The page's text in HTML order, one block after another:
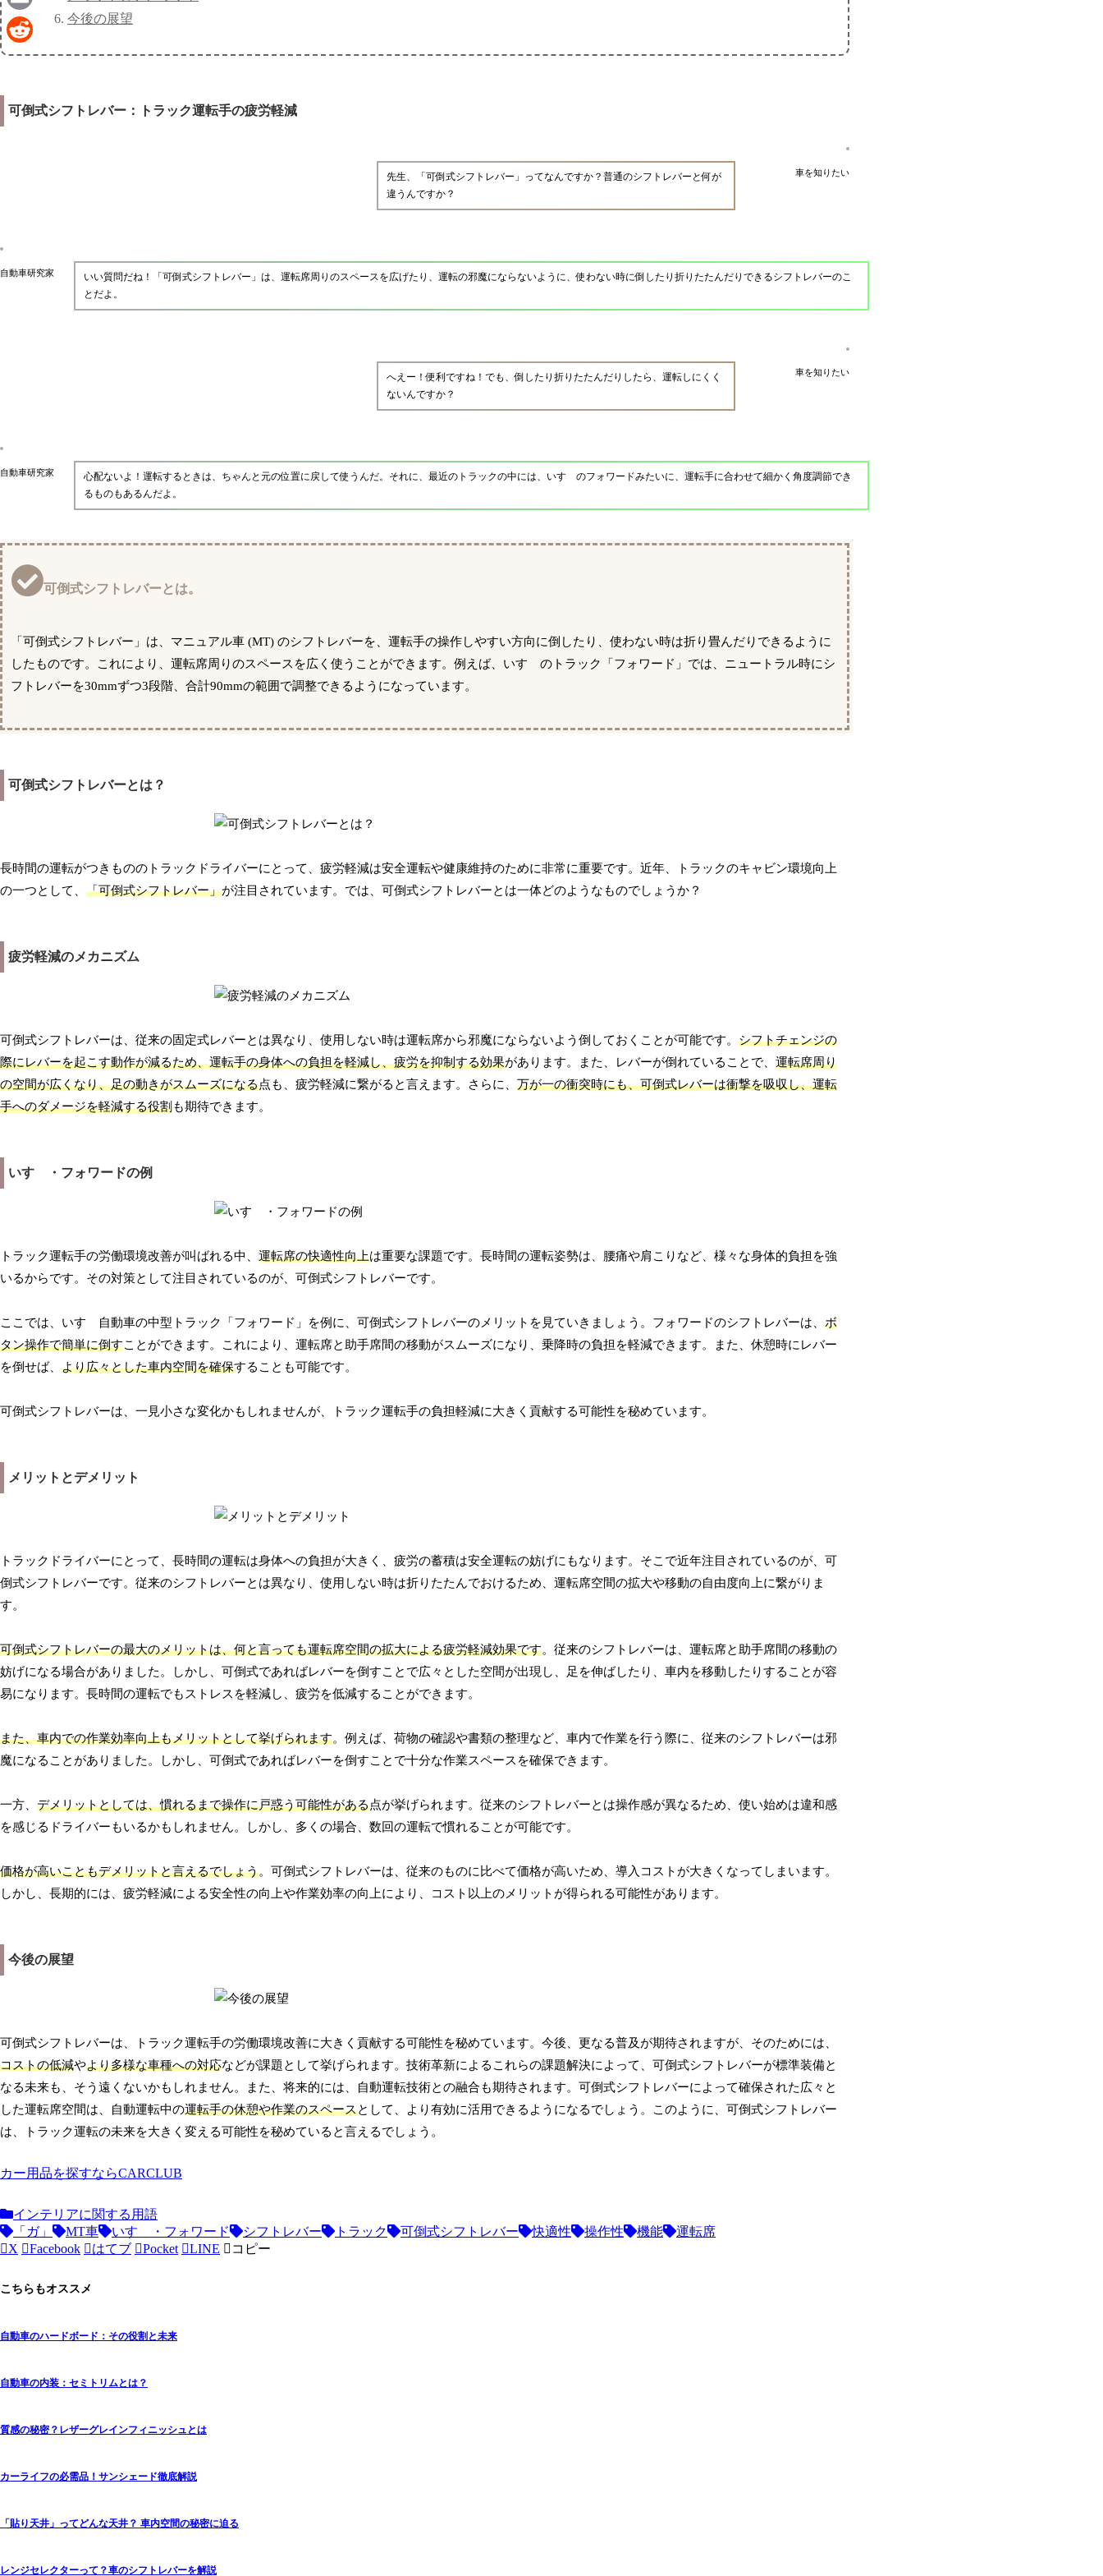
今後の展望
可倒式シフトレバー：トラック運転手の疲労軽減
車を知りたい
先生、「可倒式シフトレバー」ってなんですか？普通のシフトレバーと何が
違うんですか？
自動車研究家
いい質問だね！「可倒式シフトレバー」は、運転席周りのスペースを広げたり、運転の邪魔にならないように、使わない時に倒したり折りたたんだりできるシフトレバーのこ
とだよ。
車を知りたい
へえー！便利ですね！でも、倒したり折りたたんだりしたら、運転しにくく
ないんですか？
自動車研究家
心配ないよ！運転するときは、ちゃんと元の位置に戻して使うんだ。それに、最近のトラックの中には、いすゞのフォワードみたいに、運転手に合わせて細かく角度調節でき
るものもあるんだよ。
可倒式シフトレバーとは。
「可倒式シフトレバー」は、マニュアル車 (MT) のシフトレバーを、運転手の操作しやすい方向に倒したり、使わない時は折り畳んだりできるように
したものです。これにより、運転席周りのスペースを広く使うことができます。例えば、いすゞのトラック「フォワード」では、ニュートラル時にシ
フトレバーを30mmずつ3段階、合計90mmの範囲で調整できるようになっています。
可倒式シフトレバーとは？
長時間の運転がつきもののトラックドライバーにとって、疲労軽減は安全運転や健康維持のために非常に重要です。近年、トラックのキャビン環境向上
の一つとして、 「可倒式シフトレバー」が注目されています。では、可倒式シフトレバーとは一体どのようなものでしょうか？
疲労軽減のメカニズム
可倒式シフトレバーは、従来の固定式レバーとは異なり、使用しない時は運転席から邪魔にならないよう倒しておくことが可能です。 シフトチェンジの
際にレバーを起こす動作が減るため、運転手の身体への負担を軽減し、疲労を抑制する効果があります。また、レバーが倒れていることで、 運転席周り
の空間が広くなり、足の動きがスムーズになる点も、疲労軽減に繋がると言えます。さらに、 万が一の衝突時にも、可倒式レバーは衝撃を吸収し、運転
手へのダメージを軽減する役割も期待できます。
いすゞ・フォワードの例
トラック運転手の労働環境改善が叫ばれる中、 運転席の快適性向上は重要な課題です。長時間の運転姿勢は、腰痛や肩こりなど、様々な身体的負担を強
いるからです。その対策として注目されているのが、可倒式シフトレバーです。
ここでは、いすゞ自動車の中型トラック「フォワード」を例に、可倒式シフトレバーのメリットを見ていきましょう。フォワードのシフトレバーは、 ボ
タン操作で簡単に倒すことができます。これにより、運転席と助手席間の移動がスムーズになり、乗降時の負担を軽減できます。また、休憩時にレバー
を倒せば、 より広々とした車内空間を確保することも可能です。
可倒式シフトレバーは、一見小さな変化かもしれませんが、トラック運転手の負担軽減に大きく貢献する可能性を秘めています。
メリットとデメリット
トラックドライバーにとって、長時間の運転は身体への負担が大きく、疲労の蓄積は安全運転の妨げにもなります。そこで近年注目されているのが、可
倒式シフトレバーです。従来のシフトレバーとは異なり、使用しない時は折りたたんでおけるため、運転席空間の拡大や移動の自由度向上に繋がりま
す。
可倒式シフトレバーの最大のメリットは、何と言っても運転席空間の拡大による疲労軽減効果です。従来のシフトレバーは、運転席と助手席間の移動の
妨げになる場合がありました。しかし、可倒式であればレバーを倒すことで広々とした空間が出現し、足を伸ばしたり、車内を移動したりすることが容
易になります。長時間の運転でもストレスを軽減し、疲労を低減することができます。
また、車内での作業効率向上もメリットとして挙げられます。例えば、荷物の確認や書類の整理など、車内で作業を行う際に、従来のシフトレバーは邪
魔になることがありました。しかし、可倒式であればレバーを倒すことで十分な作業スペースを確保できます。
一方、 デメリットとしては、慣れるまで操作に戸惑う可能性がある点が挙げられます。従来のシフトレバーとは操作感が異なるため、使い始めは違和感
を感じるドライバーもいるかもしれません。しかし、多くの場合、数回の運転で慣れることが可能です。
価格が高いこともデメリットと言えるでしょう。可倒式シフトレバーは、従来のものに比べて価格が高いため、導入コストが大きくなってしまいます。
しかし、長期的には、疲労軽減による安全性の向上や作業効率の向上により、コスト以上のメリットが得られる可能性があります。
今後の展望
可倒式シフトレバーは、トラック運転手の労働環境改善に大きく貢献する可能性を秘めています。今後、更なる普及が期待されますが、そのためには、
コストの低減やより多様な車種への対応などが課題として挙げられます。技術革新によるこれらの課題解決によって、可倒式シフトレバーが標準装備と
なる未来も、そう遠くないかもしれません。また、将来的には、自動運転技術との融合も期待されます。可倒式シフトレバーによって確保された広々と
した運転席空間は、自動運転中の運転手の休憩や作業のスペースとして、より有効に活用できるようになるでしょう。このように、可倒式シフトレバー
は、トラック運転の未来を大きく変える可能性を秘めていると言えるでしょう。
カー用品を探すならCARCLUB
インテリアに関する用語
「ガ」
MT車 いすゞ・フォワード シフトレバー トラック 可倒式シフトレバー 快適性 操作性 機能
運転席
X
Facebook はてブ Pocket LINE コピー
こちらもオススメ
自動車のハードボード：その役割と未来
自動車の内装：セミトリムとは？
質感の秘密？レザーグレインフィニッシュとは
カーライフの必需品！サンシェード徹底解説
「貼り天井」ってどんな天井？ 車内空間の秘密に迫る
レンジセレクターって？車のシフトレバーを解説
Email
Reddit